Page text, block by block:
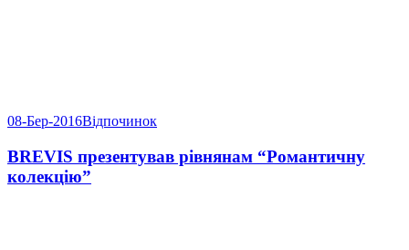
08-Бер-2016Відпочинок
BREVIS презентував рівнянам “Романтичну
колекцію”